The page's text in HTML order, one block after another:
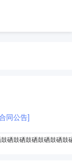
同公告]
硒鼓硒鼓硒鼓硒鼓硒鼓